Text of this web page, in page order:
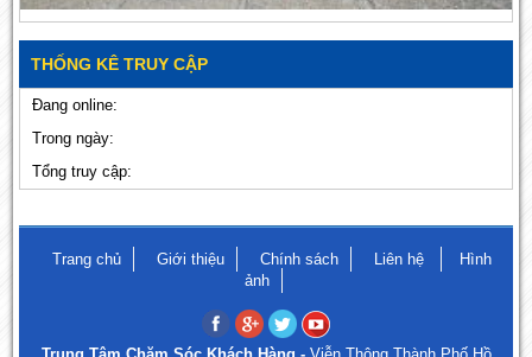
THỐNG KÊ TRUY CẬP
Đang online:
Trong ngày:
Tổng truy cập:
Trang chủ Giới thiệu Chính sách Liên hệ
Hình
ảnh